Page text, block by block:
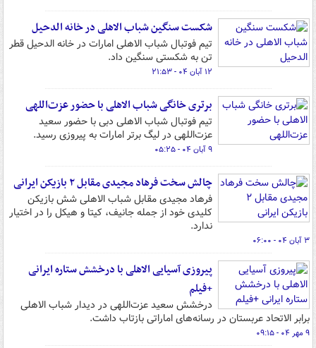
شکست سنگین شباب الاهلی در خانه الدحیل
تیم فوتبال شباب الاهلی امارات در خانه الدحیل قطر
تن به شکستی سنگین داد.
۱۲ آبان ۰۴ - ۲۱:۵۳
برتری خانگی شباب الاهلی با حضور عزت‌اللهی
تیم فوتبال شباب الاهلی دبی با حضور سعید
عزت‌اللهی در لیگ برتر امارات به پیروزی رسید.
۹ آبان ۰۴ - ۰۵:۲۵
چالش سخت فرهاد مجیدی مقابل ۲ بازیکن ایرانی
فرهاد مجیدی مقابل شباب الاهلی شش بازیکن
کلیدی خود از جمله جانیف، کیتا و هیکل را در اختیار
ندارد.
۳ آبان ۰۴ - ۰۶:۰۰
پیروزی آسیایی الاهلی با درخشش ستاره ایرانی
+فیلم
درخشش سعید عزت‌اللهی در دیدار شباب الاهلی
برابر الاتحاد عربستان در رسانه‌های اماراتی بازتاب داشت.
۹ مهر ۰۴ - ۰۹:۱۵